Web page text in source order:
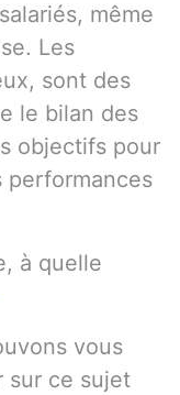
même
Les
sont des
le bilan des
objectifs pour
performances
à quelle
vous
sur ce sujet